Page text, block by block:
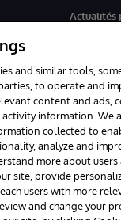
Actualités
Corporation,
d'InterSystems
and similar tools,
to operate and
content and ads,
information. We
collected to
analyze and
more about users
site, provide
users with more
and change your